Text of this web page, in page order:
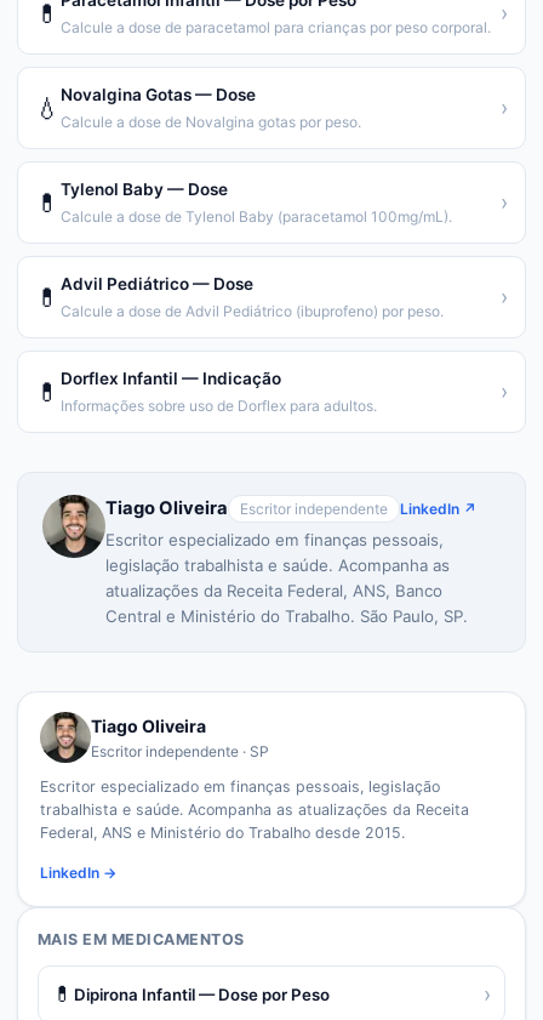
💊 Calcule a dose de paracetamol para crianças por peso corporal.
›
💧 Novalgina Gotas — Dose
Calcule a dose de Novalgina gotas por peso.
›
💊 Tylenol Baby — Dose
Calcule a dose de Tylenol Baby (paracetamol 100mg/mL).
›
💊 Advil Pediátrico — Dose
Calcule a dose de Advil Pediátrico (ibuprofeno) por peso.
›
💊 Dorflex Infantil — Indicação
Informações sobre uso de Dorflex para adultos.
›
Tiago Oliveira Escritor independente LinkedIn ↗
Escritor especializado em finanças pessoais,
legislação trabalhista e saúde. Acompanha as
atualizações da Receita Federal, ANS, Banco
Central e Ministério do Trabalho. São Paulo, SP.
Tiago Oliveira
Escritor independente · SP
Escritor especializado em finanças pessoais, legislação
trabalhista e saúde. Acompanha as atualizações da Receita
Federal, ANS e Ministério do Trabalho desde 2015.
LinkedIn →
MAIS EM MEDICAMENTOS
💊 Dipirona Infantil — Dose por Peso ›